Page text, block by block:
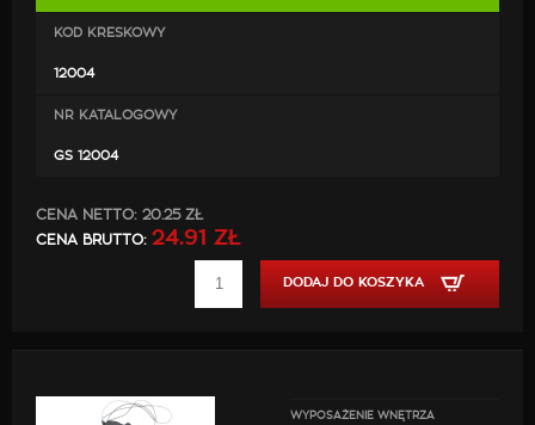
KOD KRESKOWY
12004
NR KATALOGOWY
GS 12004
CENA NETTO: 20.25 ZŁ
CENA BRUTTO: 24.91 ZŁ
DODAJ DO KOSZYKA
WYPOSAŻENIE WNĘTRZA